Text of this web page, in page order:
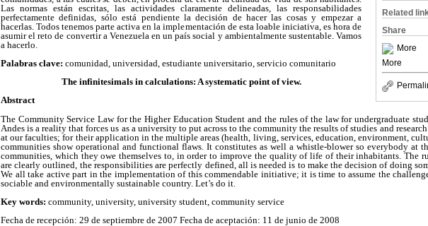
Related
Share
More
More
Las normas están escritas, las actividades claramente delineadas, las responsabilidades
perfectamente definidas, sólo está pendiente la decisión de hacer las cosas y empezar a
hacerlas. Todos tenemos parte activa en la implementación de esta loable iniciativa, es hora de
asumir el reto de convertir a Venezuela en un país social y ambientalmente sustentable. Vamos
a hacerlo.
Palabras clave: comunidad, universidad, estudiante universitario, servicio comunitario
The infinitesimals in calculations: A systematic point of view.
Abstract
The Community Service Law for the Higher Education Student and the rules of the law for undergraduate
Andes is a reality that forces us as a university to put across to the community the results of studies and
at our faculties; for their application in the multiple areas (health, living, services, education, environment,
communities show operational and functional flaws. It constitutes as well a whistle-blower so everybody at
communities, which they owe themselves to, in order to improve the quality of life of their inhabitants. The
are clearly outlined, the responsibilities are perfectly defined, all is needed is to make the decision of doing
We all take active part in the implementation of this commendable initiative; it is time to assume the
sociable and environmentally sustainable country. Let’s do it.
Key words: community, university, university student, community service
Fecha de recepción: 29 de septiembre de 2007 Fecha de aceptación: 11 de junio de 2008